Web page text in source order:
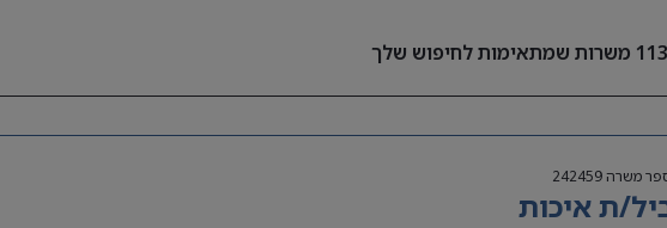
משרות שמתאימות לחיפוש שלך
משרה242459
ת איכות